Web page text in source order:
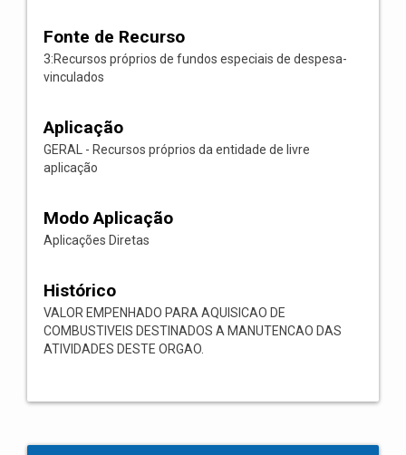
Fonte de Recurso
3:Recursos próprios de fundos especiais de despesa-
vinculados
Aplicação
GERAL - Recursos próprios da entidade de livre
aplicação
Modo Aplicação
Aplicações Diretas
Histórico
VALOR EMPENHADO PARA AQUISICAO DE
COMBUSTIVEIS DESTINADOS A MANUTENCAO DAS
ATIVIDADES DESTE ORGAO.